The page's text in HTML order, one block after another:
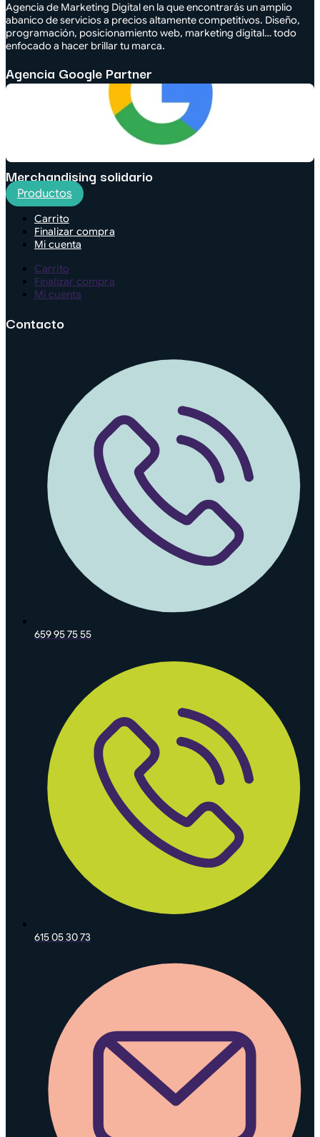
Agencia de Marketing Digital en la que encontrarás un amplio
abanico de servicios a precios altamente competitivos. Diseño,
programación, posicionamiento web, marketing digital… todo
enfocado a hacer brillar tu marca.
Agencia Google Partner
Merchandising solidario
Productos
Carrito
Finalizar compra
Mi cuenta
Carrito
Finalizar compra
Mi cuenta
Contacto
659 95 75 55
615 05 30 73